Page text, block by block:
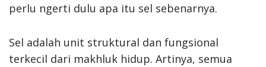
perlu ngerti dulu apa itu sel sebenarnya.
Sel adalah unit struktural dan fungsional
terkecil dari makhluk hidup. Artinya, semua